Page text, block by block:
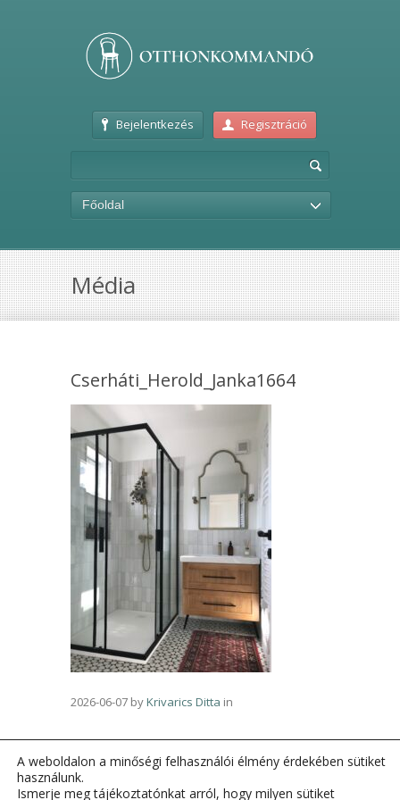
Bejelentkezés Regisztráció
Főoldal
Média
Cserháti_Herold_Janka1664
2026-06-07 byKrivarics Ditta in
A weboldalon a minőségi felhasználói élmény érdekében sütiket
használunk.
Ismerje meg tájékoztatónkat arról, hogy milyen sütiket